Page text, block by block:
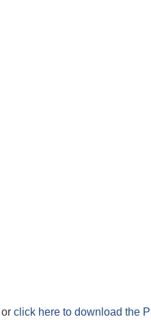
or click here to download the